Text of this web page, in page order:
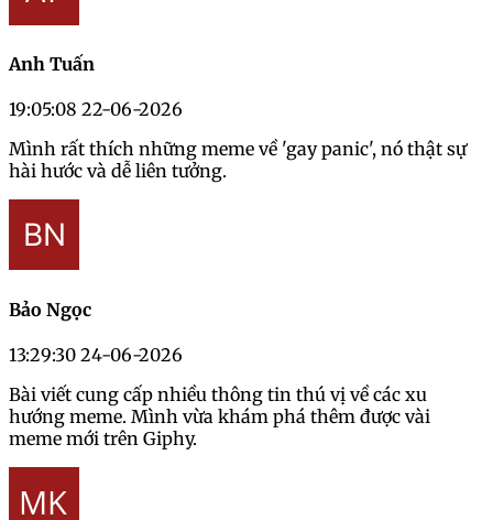
Anh Tuấn
19:05:08 22-06-2026
Mình rất thích những meme về 'gay panic', nó thật sự
hài hước và dễ liên tưởng.
Bảo Ngọc
13:29:30 24-06-2026
Bài viết cung cấp nhiều thông tin thú vị về các xu
hướng meme. Mình vừa khám phá thêm được vài
meme mới trên Giphy.